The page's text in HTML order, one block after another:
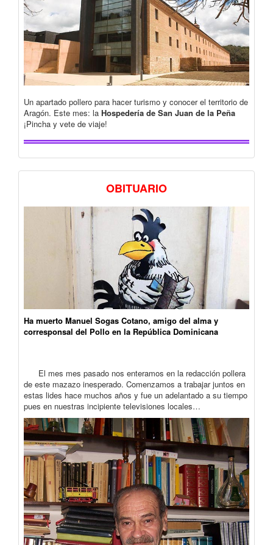
Un apartado pollero para hacer turismo y conocer el territorio de
Aragón. Este mes: la Hospedería de San Juan de la Peña
¡Pincha y vete de viaje!
OBITUARIO
Ha muerto Manuel Sogas Cotano, amigo del alma y
corresponsal del Pollo en la República Dominicana
El mes mes pasado nos enteramos en la redacción pollera
de este mazazo inesperado. Comenzamos a trabajar juntos en
estas lides hace muchos años y fue un adelantado a su tiempo
pues en nuestras incipiente televisiones locales…